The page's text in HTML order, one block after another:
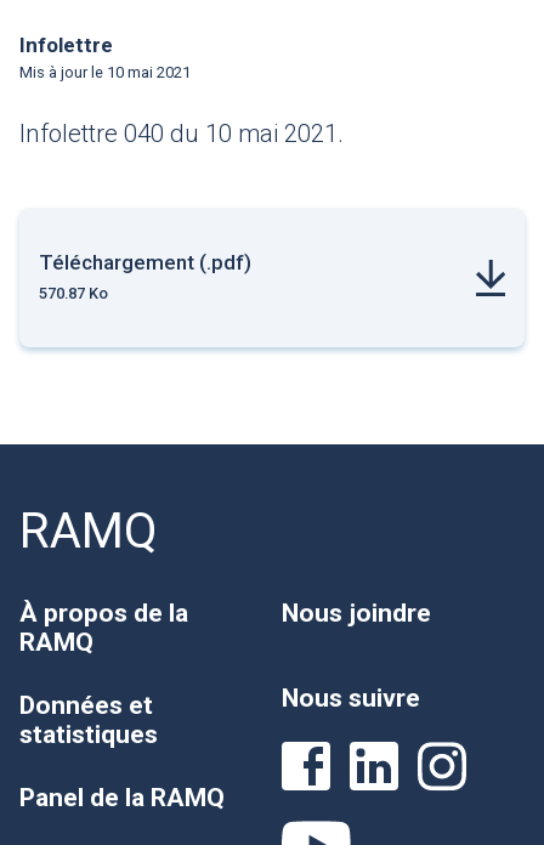
Infolettre
Mis à jour le 10 mai 2021
Infolettre 040 du 10 mai 2021.
Téléchargement (.pdf)
570.87 Ko
RAMQ
À propos de la
RAMQ
Données et
statistiques
Panel de la RAMQ
Nous joindre
Nous suivre